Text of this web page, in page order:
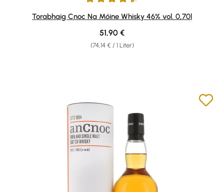
Durchschnittliche Bewertung von 4.5 von 5 Sternen
Torabhaig Cnoc Na Móine Whisky 46% vol. 0,70l
(74,14 € / 1 Liter)
Regulärer Preis:
51,90 €